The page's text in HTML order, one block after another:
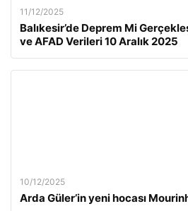
11/12/2025
Balıkesir’de Deprem Mi
ve AFAD Verileri 10 Aralık 2025
10/12/2025
Arda Güler’in yeni hocası